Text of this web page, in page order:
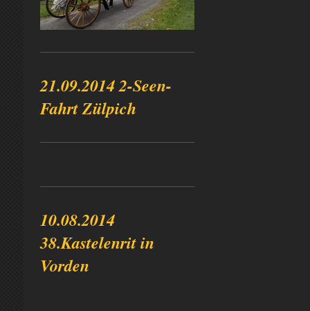
21.09.2014 2-Seen-
Fahrt Zülpich
10.08.2014
38.Kastelenrit in
Vorden